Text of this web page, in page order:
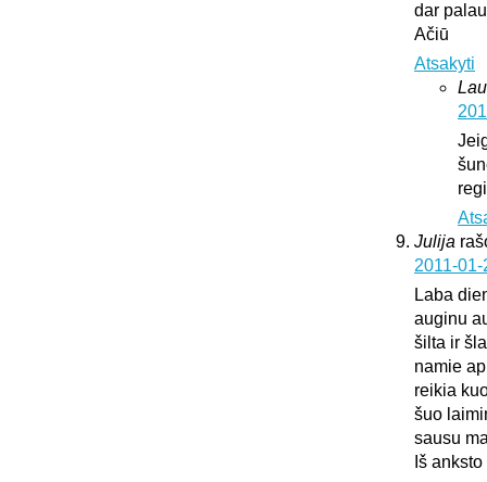
dar
Ačiū
Atsakyti
Julija
2011-
Laba
auginu
šilta ir
namie
reikia
šuo
sausu
Iš